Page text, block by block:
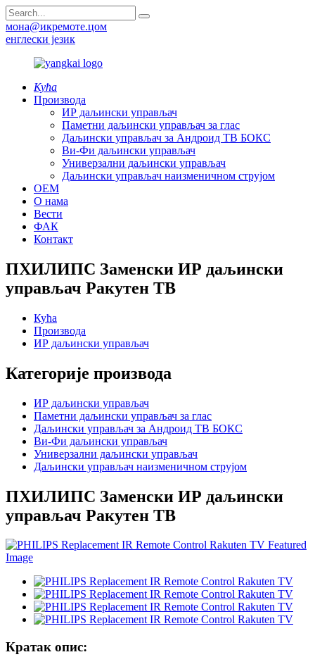
мона@икремоте.цом
енглески језик
Кућа
Производа
ИР даљински управљач
Паметни даљински управљач за глас
Даљински управљач за Андроид ТВ БОКС
Ви-Фи даљински управљач
Универзални даљински управљач
Даљински управљач наизменичном струјом
ОЕМ
О нама
Вести
ФАК
Контакт
ПХИЛИПС Заменски ИР даљински
управљач Ракутен ТВ
Кућа
Производа
ИР даљински управљач
Категорије производа
ИР даљински управљач
Паметни даљински управљач за глас
Даљински управљач за Андроид ТВ БОКС
Ви-Фи даљински управљач
Универзални даљински управљач
Даљински управљач наизменичном струјом
ПХИЛИПС Заменски ИР даљински
управљач Ракутен ТВ
Кратак опис: